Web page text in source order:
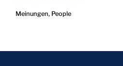
Meinungen, People